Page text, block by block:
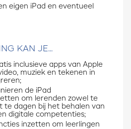
eigen iPad en eventueel
KAN JE...
inclusieve apps van Apple
muziek en tekenen in
de iPad
om lerenden zowel te
te dagen bij het behalen van
digitale competenties;
inzetten om leerlingen